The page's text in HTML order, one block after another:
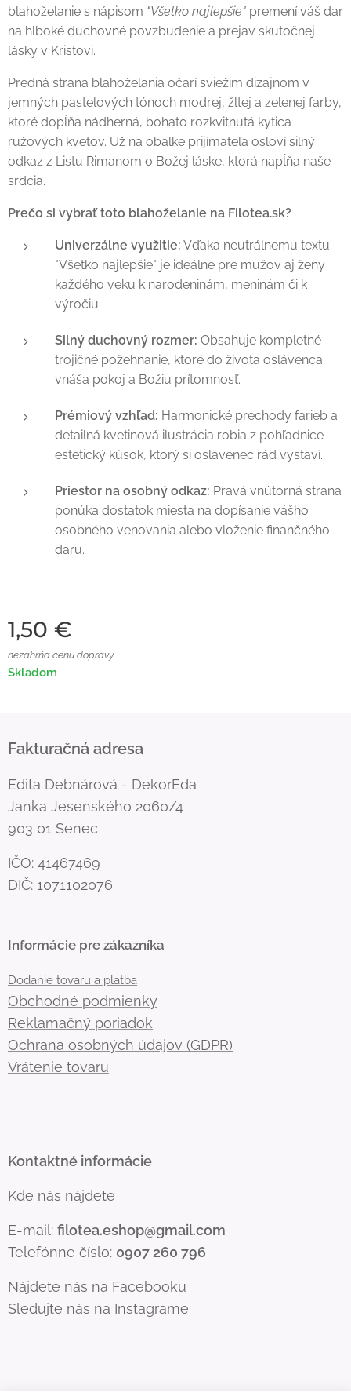
blahoželanie s nápisom "Všetko najlepšie" premení váš dar
na hlboké duchovné povzbudenie a prejav skutočnej
lásky v Kristovi.
Predná strana blahoželania očarí sviežim dizajnom v
jemných pastelových tónoch modrej, žltej a zelenej farby,
ktoré dopĺňa nádherná, bohato rozkvitnutá kytica
ružových kvetov. Už na obálke prijímateľa osloví silný
odkaz z Listu Rimanom o Božej láske, ktorá napĺňa naše
srdcia.
Prečo si vybrať toto blahoželanie na Filotea.sk?
Univerzálne využitie: Vďaka neutrálnemu textu
"Všetko najlepšie" je ideálne pre mužov aj ženy
každého veku k narodeninám, meninám či k
výročiu.
Silný duchovný rozmer: Obsahuje kompletné
trojičné požehnanie, ktoré do života oslávenca
vnáša pokoj a Božiu prítomnosť.
Prémiový vzhľad: Harmonické prechody farieb a
detailná kvetinová ilustrácia robia z pohľadnice
estetický kúsok, ktorý si oslávenec rád vystaví.
Priestor na osobný odkaz: Pravá vnútorná strana
ponúka dostatok miesta na dopísanie vášho
osobného venovania alebo vloženie finančného
daru.
1,50 €
nezahŕňa cenu dopravy
Skladom
Fakturačná adresa
Edita Debnárová - DekorEda
Janka Jesenského 2060/4
903 01 Senec
IČO: 41467469
DIČ: 1071102076
Informácie pre zákazníka
Dodanie tovaru a platba
Obchodné podmienky
Reklamačný poriadok
Ochrana osobných údajov (GDPR)
Vrátenie tovaru
Kontaktné informácie
Kde nás nájdete
E-mail: filotea.eshop@gmail.com
Telefónne číslo: 0907 260 796
Nájdete nás na Facebooku
Sledujte nás na Instagrame